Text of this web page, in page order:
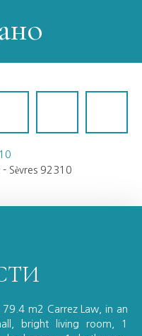
- Sèvres 92310
m2 Carrez Law, in an
bright living room, 1